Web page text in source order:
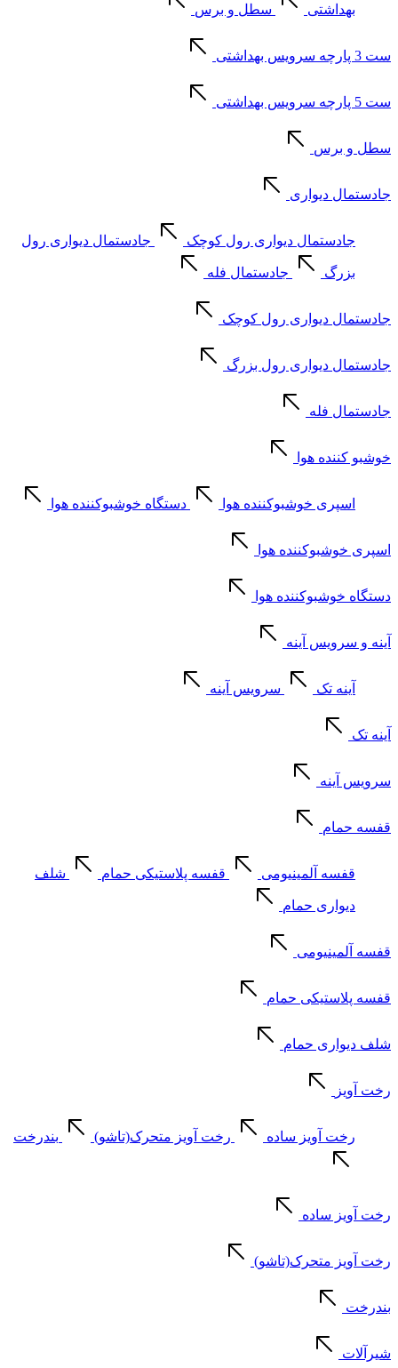
بهداشتی سطل و برس
ست 3 پارچه سرویس بهداشتی
ست 5 پارچه سرویس بهداشتی
سطل و برس
جادستمال دیواری
جادستمال دیواری رول کوچک جادستمال دیواری رول
بزرگ جادستمال فله
جادستمال دیواری رول کوچک
جادستمال دیواری رول بزرگ
جادستمال فله
خوشبو کننده هوا
اسپری خوشبوکننده هوا دستگاه خوشبوکننده هوا
اسپری خوشبوکننده هوا
دستگاه خوشبوکننده هوا
آینه و سرویس آینه
آینه تک سرویس آینه
آینه تک
سرویس آینه
قفسه حمام
قفسه آلمینیومی قفسه پلاستیکی حمام شلف
دیواری حمام
قفسه آلمینیومی
قفسه پلاستیکی حمام
شلف دیواری حمام
رخت آویز
رخت آویز ساده رخت آویز متحرک(تاشو) بندرخت
رخت آویز ساده
رخت آویز متحرک(تاشو)
بندرخت
شیرآلات